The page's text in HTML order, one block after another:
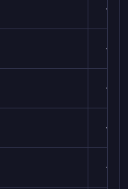
✓
✓
✓
✓
✓